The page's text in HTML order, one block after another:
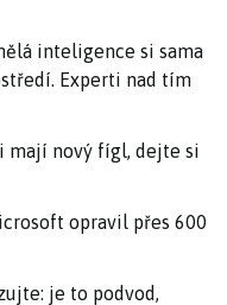
inteligence si sama
Experti nad tím
mají nový fígl, dejte si
opravil přes 600
je to podvod,